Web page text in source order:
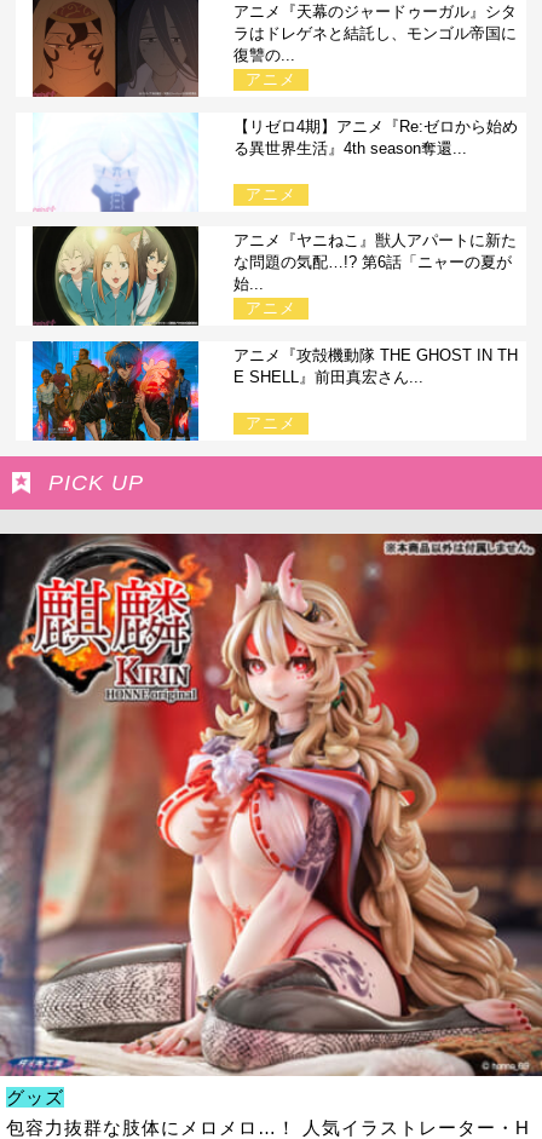
アニメ『天幕のジャードゥーガル』シタ
ラはドレゲネと結託し、モンゴル帝国に
復讐の...
アニメ
【リゼロ4期】アニメ『Re:ゼロから始め
る異世界生活』4th season奪還...
アニメ
アニメ『ヤニねこ』獣人アパートに新た
な問題の気配…!? 第6話「ニャーの夏が
始...
アニメ
アニメ『攻殻機動隊 THE GHOST IN TH
E SHELL』前田真宏さん...
アニメ
PICK UP
グッズ
包容力抜群な肢体にメロメロ…！ 人気イラストレーター・H